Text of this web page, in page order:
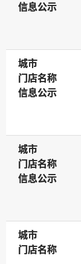
信息公示
信息公示
城市
城市
门店名称
门店名称
信息公示
信息公示
城市
城市
门店名称
门店名称
信息公示
信息公示
城市
城市
门店名称
门店名称